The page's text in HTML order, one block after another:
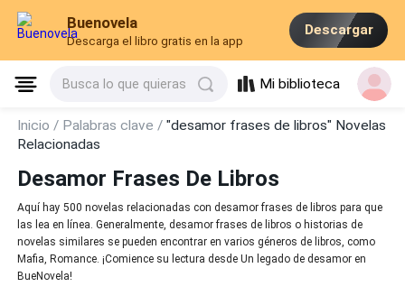
Buenovela
Descarga el libro gratis en la app
Descargar
Busca lo que quieras Mi biblioteca
Inicio / Palabras clave /"desamor frases de libros" Novelas
Relacionadas
Desamor Frases De Libros
Aquí hay 500 novelas relacionadas con desamor frases de libros para que
las lea en línea. Generalmente, desamor frases de libros o historias de
novelas similares se pueden encontrar en varios géneros de libros, como
Mafia, Romance. ¡Comience su lectura desde Un legado de desamor en
BueNovela!